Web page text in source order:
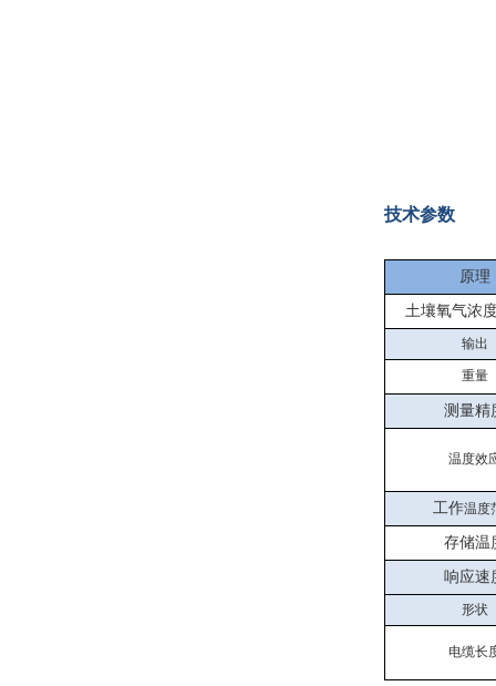
技术参数
原理
土壤氧气浓
输出
重量
测量精
温度效
工作温度
存储温
响应速
形状
电缆长
联系电
常用邮
省
补充说